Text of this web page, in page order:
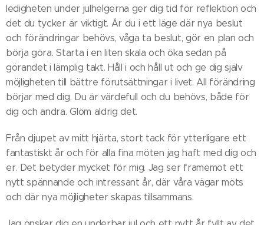
ledigheten under julhelgerna ger dig tid för reflektion och
det du tycker är viktigt. Är du i ett läge där nya beslut
och förändringar behövs, våga ta beslut, gör en plan och
börja göra. Starta i en liten skala och öka sedan på
görandet i lämplig takt. Håll i och håll ut och ge dig själv
möjligheten till bättre förutsättningar i livet. All förändring
börjar med dig. Du är värdefull och du behövs, både för
dig och andra. Glöm aldrig det.
Från djupet av mitt hjärta, stort tack för ytterligare ett
fantastiskt år och för alla fina möten jag haft med dig och
er. Det betyder mycket för mig. Jag ser framemot ett
nytt spännande och intressant år, där våra vägar möts
och där nya möjligheter skapas tillsammans.